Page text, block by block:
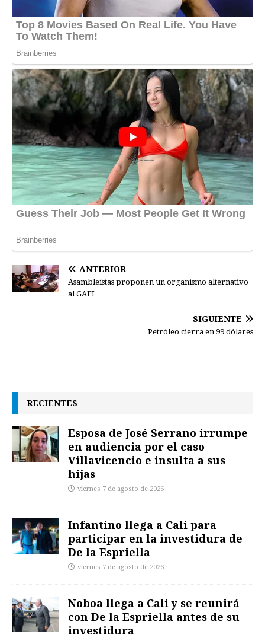
ANTERIOR
Asambleístas proponen un organismo alternativo
al GAFI
SIGUIENTE
Petróleo cierra en 99 dólares
RECIENTES
Esposa de José Serrano irrumpe
en audiencia por el caso
Villavicencio e insulta a sus
hijas
viernes 7 de agosto de 2026
Infantino llega a Cali para
participar en la investidura de
De la Espriella
viernes 7 de agosto de 2026
Noboa llega a Cali y se reunirá
con De la Espriella antes de su
investidura